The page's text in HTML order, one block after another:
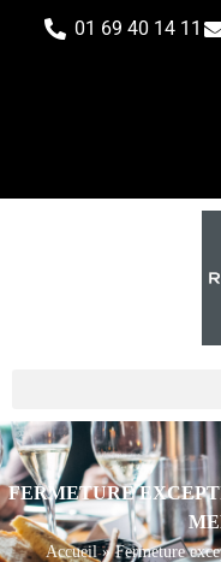
01 69 40 14 11
FERMETURE
Accueil»Fermeture